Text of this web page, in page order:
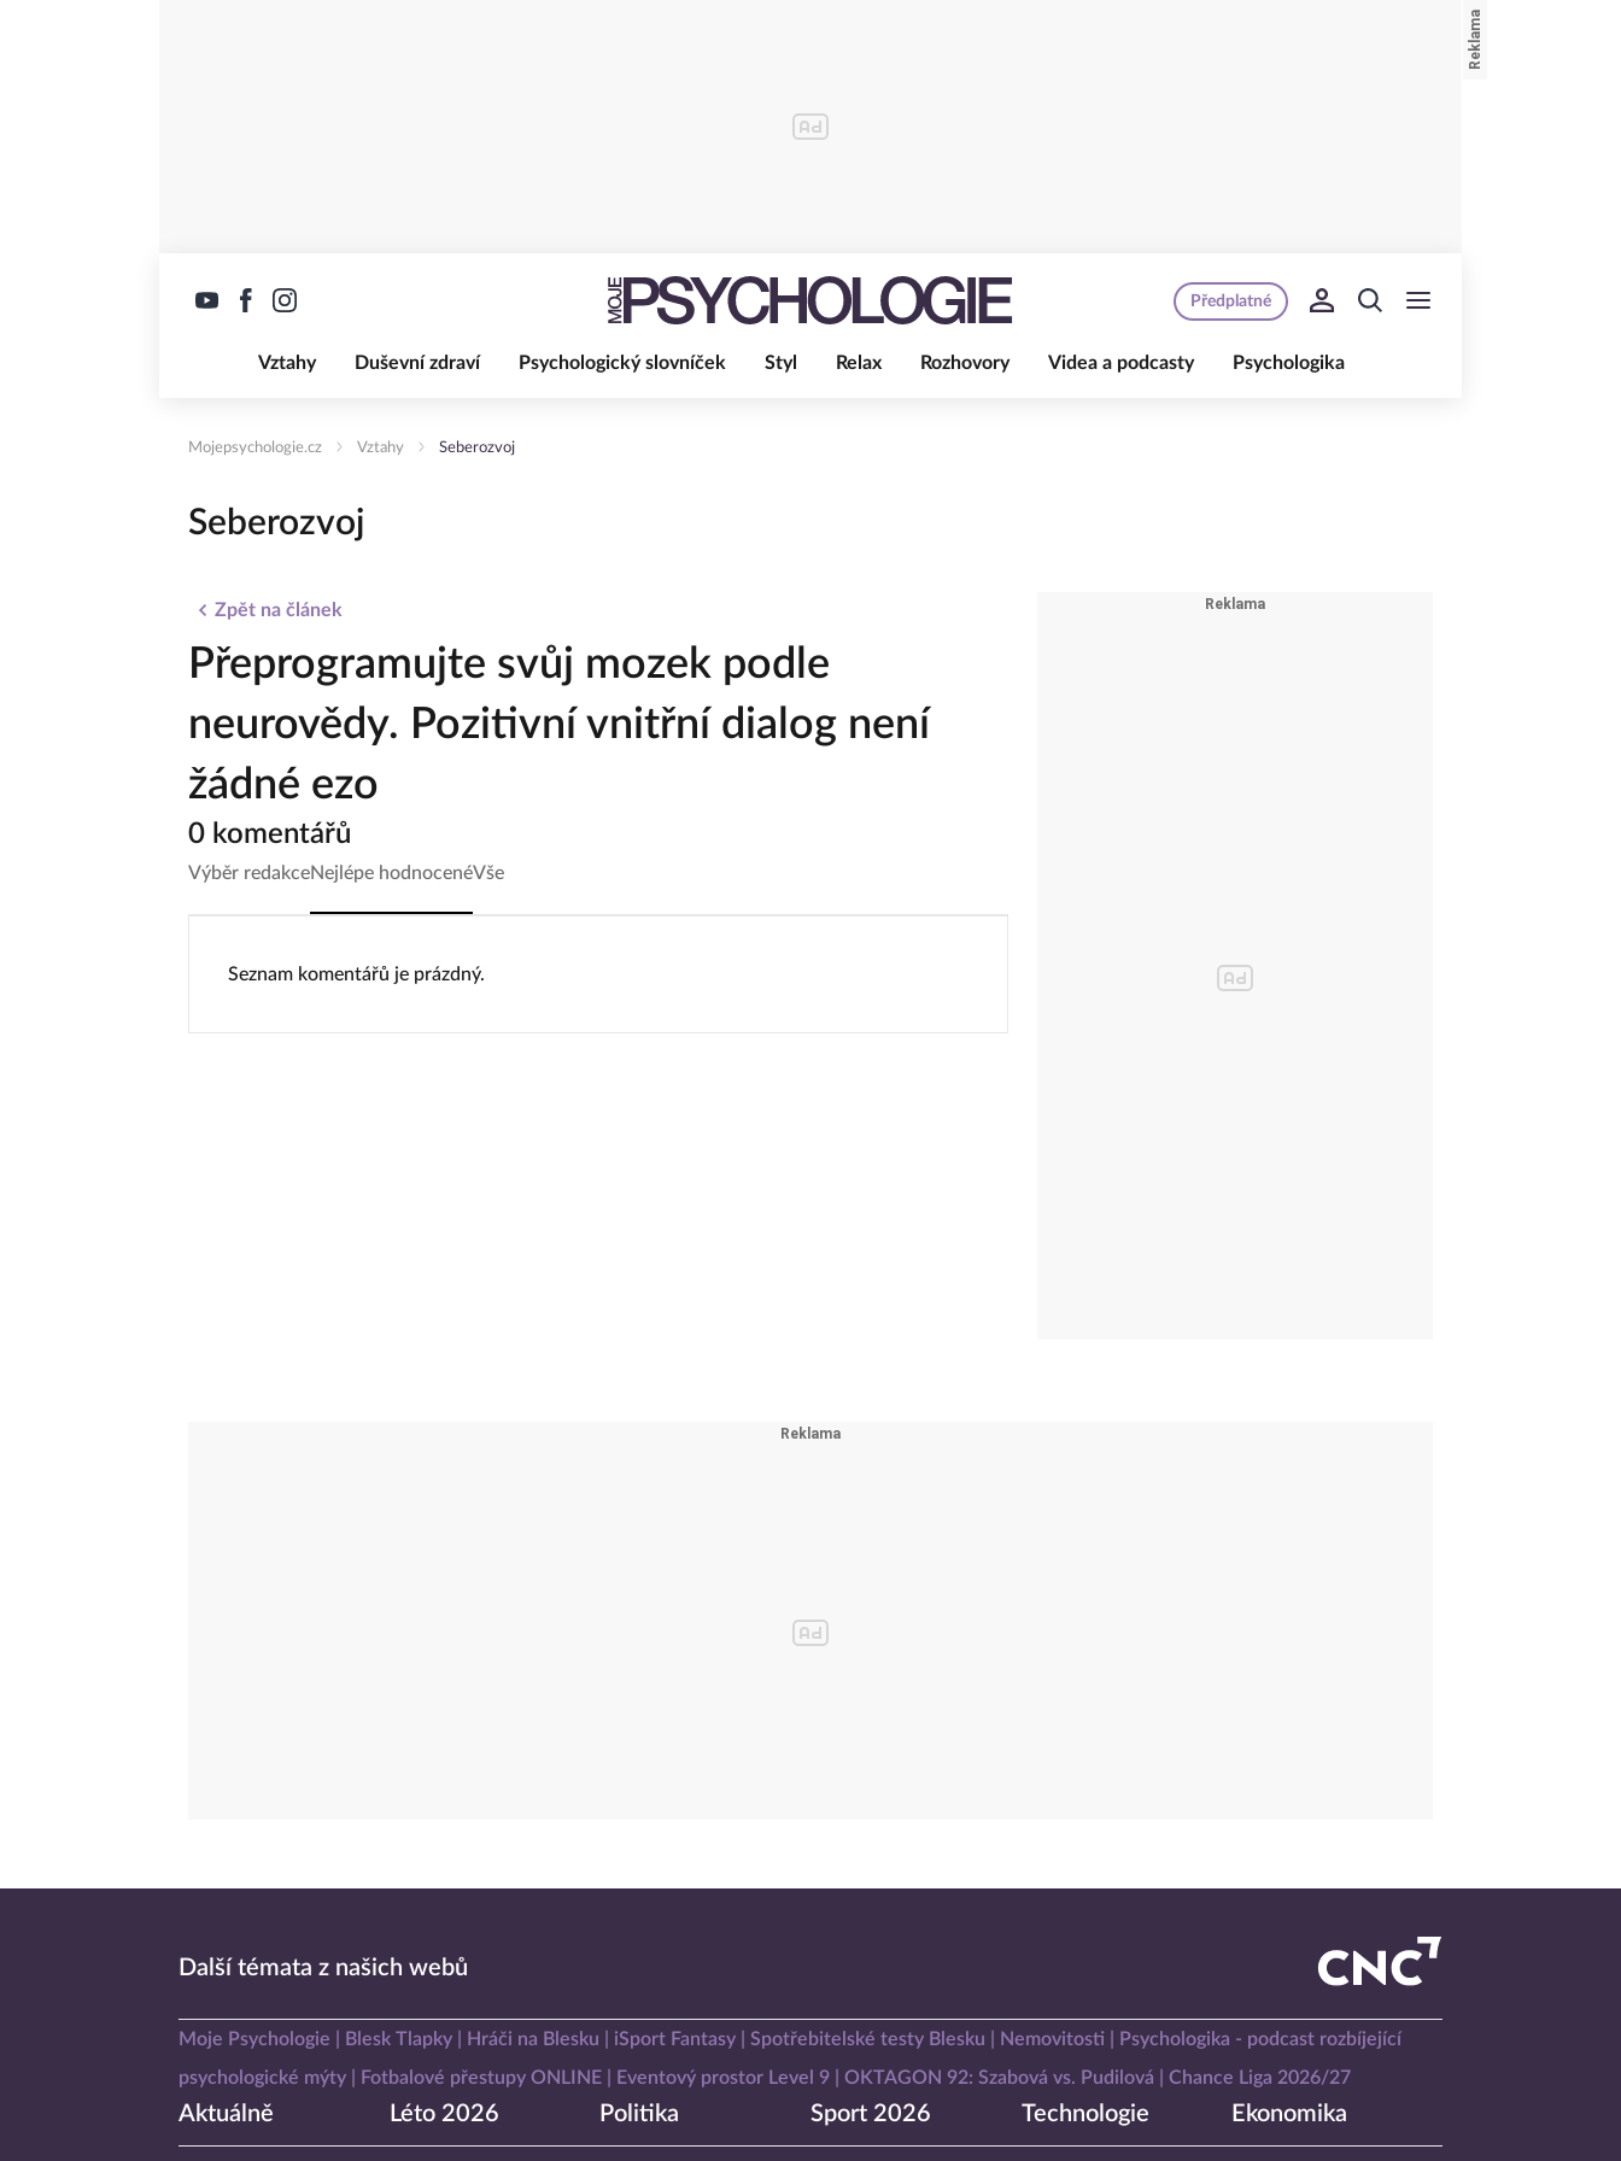
Vztahy Duševní zdraví Psychologický slovníček Styl Relax Rozhovory Videa a podcasty Psychologika
Předplatné
Mojepsychologie.cz Vztahy Seberozvoj
Seberozvoj
Zpět na článek
Přeprogramujte svůj mozek podle
neurovědy. Pozitivní vnitřní dialog není
žádné ezo
0 komentářů
Výběr redakceNejlépe hodnocenéVše
Seznam komentářů je prázdný.
Další témata z našich webů
Moje Psychologie Blesk Tlapky Hráči na Blesku iSport Fantasy Spotřebitelské testy Blesku Nemovitosti
Psychologika - podcast rozbíjející
psychologické mýty
Fotbalové přestupy ONLINE Eventový prostor Level 9 OKTAGON 92: Szabová vs. Pudilová Chance Liga 2026/27
Aktuálně Léto 2026 Politika Sport 2026 Technologie Ekonomika